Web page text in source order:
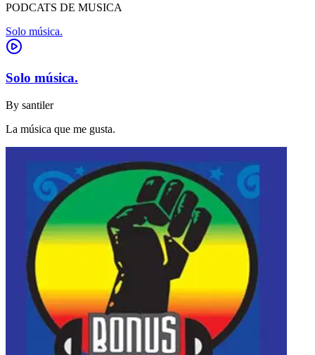
PODCATS DE MUSICA
Solo música.
Solo música.
By santiler
La música que me gusta.